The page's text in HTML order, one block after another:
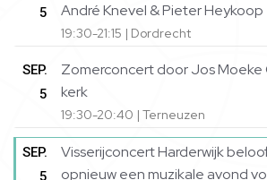
5
André Knevel & Pieter Heykoop
19:30-21:15 | Dordrecht
SEP.
5
Zomerconcert door Jos Moeke
kerk
19:30-20:40 | Terneuzen
SEP.
5
Visserijconcert Harderwijk
opnieuw een muzikale avond